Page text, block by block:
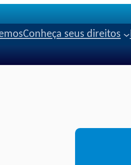
Conheça seus direitos